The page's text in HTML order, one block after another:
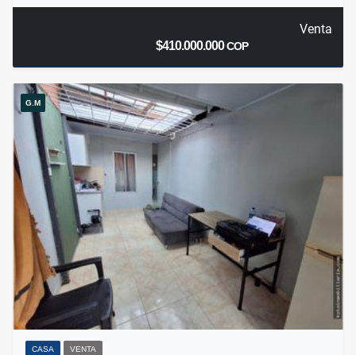
Venta
$410.000.000COP
G.M
CASA VENTA